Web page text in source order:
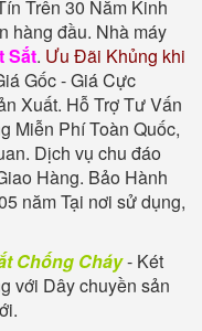
Trên 30 Năm Kinh
hàng đầu. Nhà máy
Sắt. Ưu Đãi Khủng khi
Gốc - Giá Cực
Xuất. Hỗ Trợ Tư Vấn
Miễn Phí Toàn Quốc,
Dịch vụ chu đáo
Hàng. Bảo Hành
năm Tại nơi sử dụng,
Chống Cháy- Két
với Dây chuyền sản